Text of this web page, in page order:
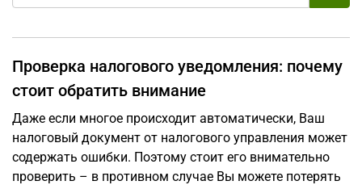
Проверка налогового уведомления: почему
стоит обратить внимание
Даже если многое происходит автоматически, Ваш
налоговый документ от налогового управления может
содержать ошибки. Поэтому стоит его внимательно
проверить – в противном случае Вы можете потерять